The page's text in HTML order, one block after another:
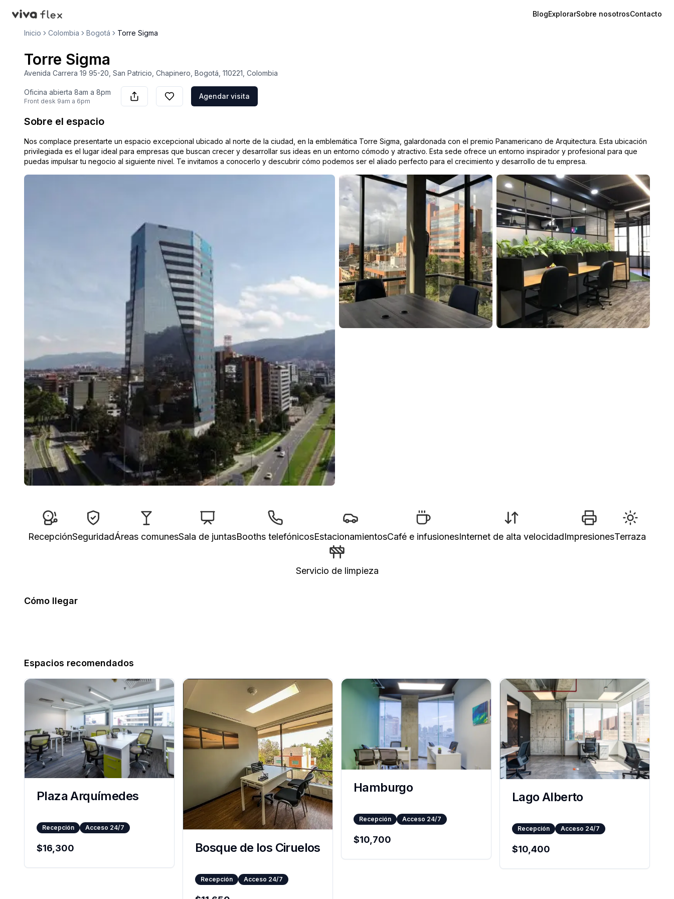
VivaFlex
BlogExplorarSobre nosotrosContacto
Inicio Colombia Bogotá Torre Sigma
Torre Sigma
Avenida Carrera 19 95-20, San Patricio, Chapinero, Bogotá, 110221, Colombia
Oficina abierta 8am a 8pm
Front desk 9am a 6pm
Agendar visita
Sobre el espacio
Nos complace presentarte un espacio excepcional ubicado al norte de la ciudad, en la emblemática Torre Sigma, galardonada con el premio Panamericano de Arquitectura. Esta ubicación
privilegiada es el lugar ideal para empresas que buscan crecer y desarrollar sus ideas en un entorno cómodo y atractivo. Esta sede ofrece un entorno inspirador y profesional para que
puedas impulsar tu negocio al siguiente nivel. Te invitamos a conocerlo y descubrir cómo podemos ser el aliado perfecto para el crecimiento y desarrollo de tu empresa.
RecepciónSeguridadÁreas comunesSala de juntasBooths telefónicosEstacionamientosCafé e infusionesInternet de alta velocidadImpresionesTerraza
Servicio de limpieza
Cómo llegar
Espacios recomendados
Plaza Arquímedes
Recepción Acceso 24/7
$16,300 Bosque de los Ciruelos
Recepción Acceso 24/7
Hamburgo
Recepción Acceso 24/7
$10,700
Lago Alberto
Recepción Acceso 24/7
$10,400